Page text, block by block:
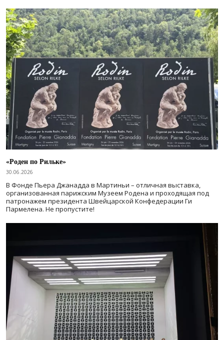
«Роден по Рильке»
30.06.2026
В Фонде Пьера Джанадда в Мартиньи – отличная выставка,
организованная парижским Музеем Родена и проходящая под
патронажем президента Швейцарской Конфедерации Ги
Пармелена. Не пропустите!